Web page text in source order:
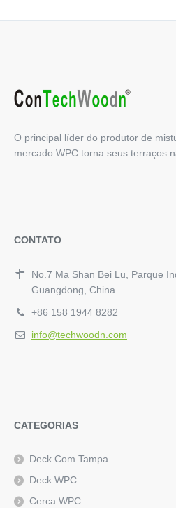
O principal líder do produtor de
mercado WPC torna seus terraços
CONTATO
No.7 Ma Shan Bei Lu, Parque
Guangdong, China
+86 158 1944 8282
info@techwoodn.com
CATEGORIAS
Deck Com Tampa
Deck WPC
Cerca WPC